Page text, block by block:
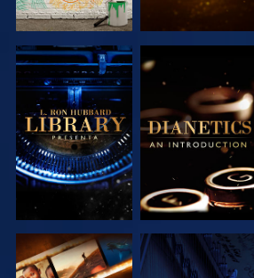
ESPLORA LE
SERIE
ESPLORA LE
SERIE